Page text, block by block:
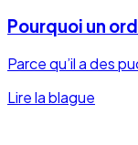
Pourquoi un
Parce qu’il a des
Lire la blague